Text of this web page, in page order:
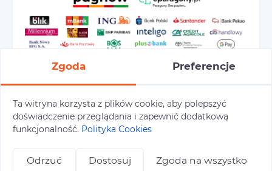
Preferencje cookies Polityka prywatności
Polityka cookies
Zgoda Preferencje
Ta witryna korzysta z plików cookie, aby polepszyć
doświadczenie przeglądania i zapewnić dodatkową
funkcjonalność. Polityka Cookies
Odrzuć Dostosuj Zgoda na wszystko